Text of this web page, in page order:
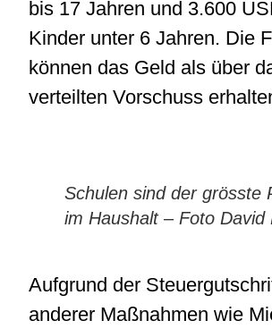
bis 17 Jahren und 3.600
Kinder unter 6 Jahren. Die
können das Geld als über
verteilten Vorschuss
Schulen sind der grösste
im Haushalt – Foto David
Aufgrund der
anderer Maßnahmen wie